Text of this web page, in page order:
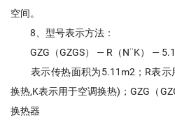
空间。
8、型号表示方法：
GZG（GZGS） — R（N¨K） —
表示传热面积为5.11m2；R表示
换热,K表示用于空调换热)；GZG（
换热器